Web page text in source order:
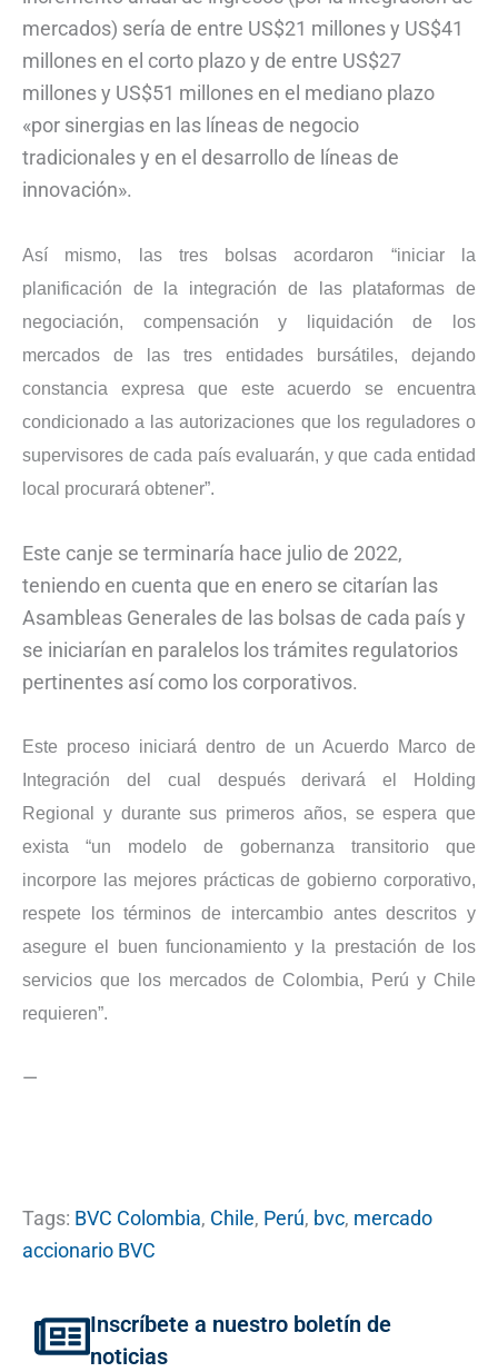
mercados) sería de entre US$21 millones y US$41
millones en el corto plazo y de entre US$27
millones y US$51 millones en el mediano plazo
«por sinergias en las líneas de negocio
tradicionales y en el desarrollo de líneas de
innovación».
Así mismo, las tres bolsas acordaron “iniciar la
planificación de la integración de las plataformas de
negociación, compensación y liquidación de los
mercados de las tres entidades bursátiles, dejando
constancia expresa que este acuerdo se encuentra
condicionado a las autorizaciones que los reguladores o
supervisores de cada país evaluarán, y que cada entidad
local procurará obtener”.
Este canje se terminaría hace julio de 2022,
teniendo en cuenta que en enero se citarían las
Asambleas Generales de las bolsas de cada país y
se iniciarían en paralelos los trámites regulatorios
pertinentes así como los corporativos.
Este proceso iniciará dentro de un Acuerdo Marco de
Integración del cual después derivará el Holding
Regional y durante sus primeros años, se espera que
exista “un modelo de gobernanza transitorio que
incorpore las mejores prácticas de gobierno corporativo,
respete los términos de intercambio antes descritos y
asegure el buen funcionamiento y la prestación de los
servicios que los mercados de Colombia, Perú y Chile
requieren”.
—
Tags: BVC Colombia, Chile, Perú, bvc, mercado
accionario BVC
Inscríbete a nuestro boletín de
noticias